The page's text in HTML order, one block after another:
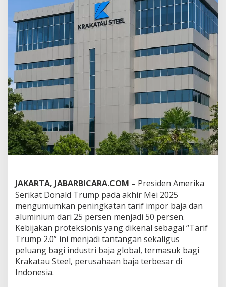
a
A
a
d
o
m
n
t
m
K
k
a
a
u
S
t
e
e
l
JAKARTA, JABARBICARA.COM – Presiden Amerika
Serikat Donald Trump pada akhir Mei 2025
mengumumkan peningkatan tarif impor baja dan
aluminium dari 25 persen menjadi 50 persen.
Kebijakan proteksionis yang dikenal sebagai “Tarif
Trump 2.0” ini menjadi tantangan sekaligus
peluang bagi industri baja global, termasuk bagi
Krakatau Steel, perusahaan baja terbesar di
Indonesia.